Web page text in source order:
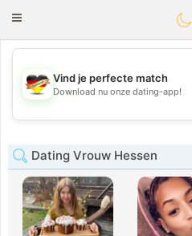
Deutsch
Toggle
💖
💕
Vind je perfecte match
Download nu onze dating-app!
Dating Vrouw Hessen